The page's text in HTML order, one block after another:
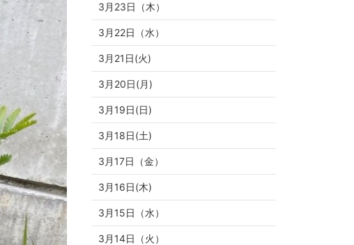
3月23日（木）
3月22日（水）
3月21日(火)
3月20日(月)
3月19日(日)
3月18日(土)
3月17日（金）
3月16日(木)
3月15日（水）
3月14日（火）